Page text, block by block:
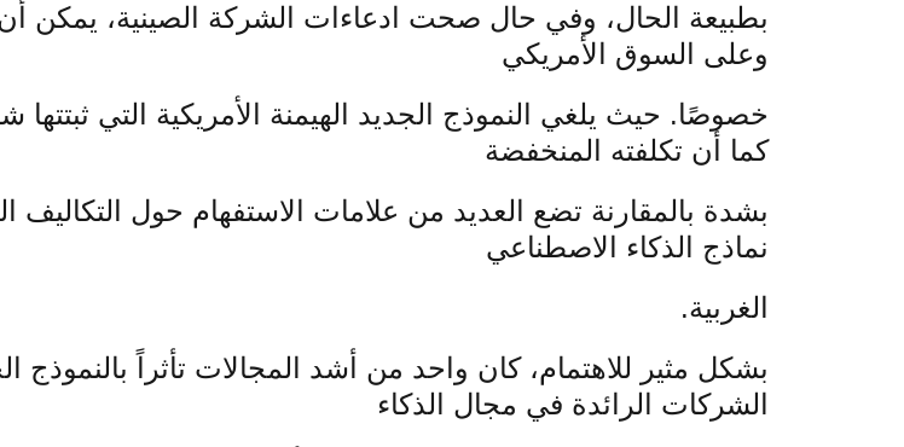
بطبيعة الحال، وفي حال صحت ادعاءات الشركة الصينية، يمكن أن
وعلى السوق الأمريكي
كما أن تكلفته المنخفضة
بشدة بالمقارنة تضع العديد من علامات الاستفهام حول
نماذج الذكاء الاصطناعي
الغربية.
بشكل مثير للاهتمام، كان واحد من أشد المجالات تأثراً بالنموذج
الشركات الرائدة في مجال الذكاء